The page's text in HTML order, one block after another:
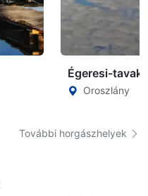
Égeresi-tavak
Oroszlány
További horgászhelyek